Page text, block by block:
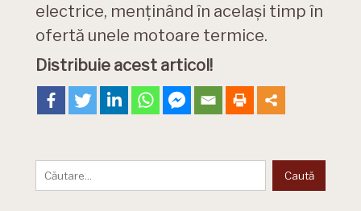
electrice, menținând în același timp în
ofertă unele motoare termice.
Distribuie acest articol!